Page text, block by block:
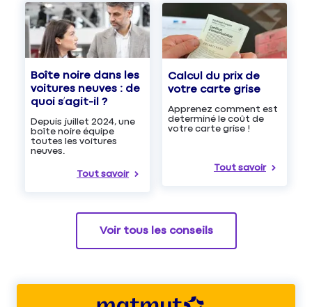
Boîte noire dans les
voitures neuves : de
quoi s’agit-il ?
Depuis juillet 2024, une
boîte noire équipe
toutes les voitures
neuves.
Tout savoir
Calcul du prix de
votre carte grise
Apprenez comment est
determiné le coût de
votre carte grise !
Tout savoir
Voir tous les conseils